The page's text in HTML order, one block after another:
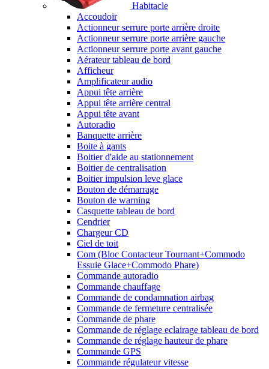
Habitacle
Accoudoir
Actionneur serrure porte arrière droite
Actionneur serrure porte arrière gauche
Actionneur serrure porte avant gauche
Aérateur tableau de bord
Afficheur
Amplificateur audio
Appui tête arrière
Appui tête arrière central
Appui tête avant
Autoradio
Banquette arrière
Boite à gants
Boitier d'aide au stationnement
Boitier de centralisation
Boitier impulsion leve glace
Bouton de démarrage
Bouton de warning
Casquette tableau de bord
Cendrier
Chargeur CD
Ciel de toit
Com (Bloc Contacteur Tournant+Commodo
Essuie Glace+Commodo Phare)
Commande autoradio
Commande chauffage
Commande de condamnation airbag
Commande de fermeture centralisée
Commande de phare
Commande de réglage eclairage tableau de bord
Commande de réglage hauteur de phare
Commande GPS
Commande régulateur vitesse